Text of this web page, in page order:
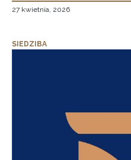
27 kwietnia, 2026
SIEDZIBA